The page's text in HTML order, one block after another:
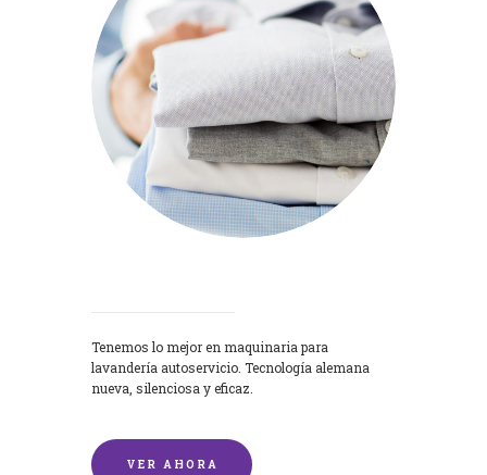
Tenemos lo mejor en maquinaria para
lavandería autoservicio. Tecnología alemana
nueva, silenciosa y eficaz.
VER AHORA